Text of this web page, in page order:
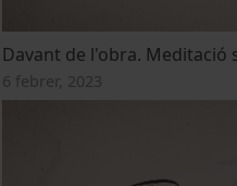
Davant de l'obra. Meditació
6 febrer, 2023